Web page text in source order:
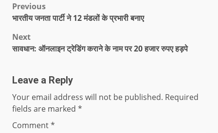
Previous
भारतीय जनता पार्टी ने 12 मंडलों के प्रभारी बनाए
Next
सावधान: ऑनलाइन ट्रेडिंग कराने के नाम पर 20 हजार रुपए हड़पे
Leave a Reply
Your email address will not be published. Required
fields are marked *
Comment*